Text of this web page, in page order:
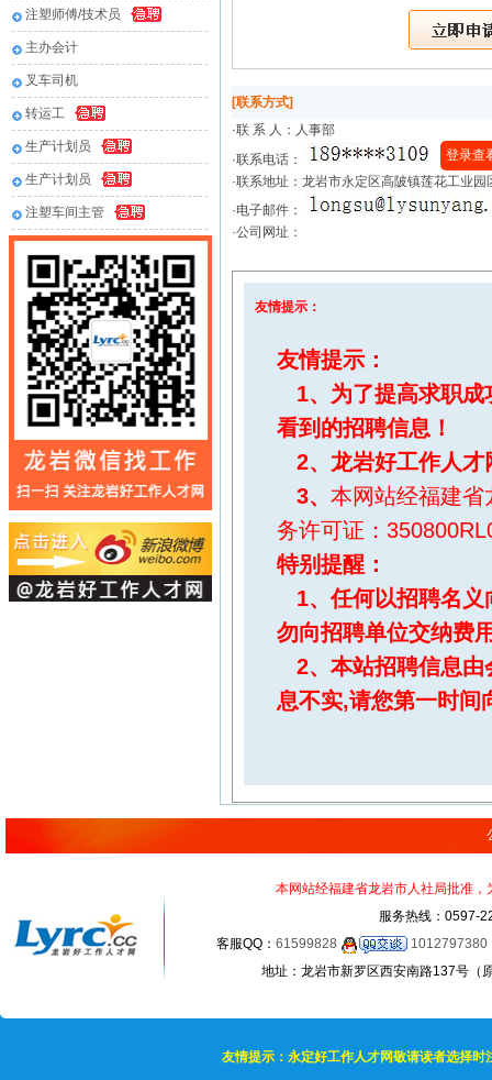
注塑师傅/技术员
主办会计
叉车司机
转运工
生产计划员
生产计划员
注塑车间主管
[联系方式]
·联 系 人： 人事部
·联系电话：
登录查
·联系地址：龙岩市永定区高陂镇莲花工业
·电子邮件：
·公司网址：
友情提示：
友情提示：
1、为了提高求职成
看到的招聘信息！
2、 龙岩好工作人
3、 本网站经福建省
务许可证：
特别提醒 ：
1、任何以招聘名义
勿向招聘单位交纳费
2、本站招聘信息由
息不实,请您第一时间
本网站经福建省龙岩市人社局批准
服务热线：0597-
客服QQ： 61599828
1012797380
地址：龙岩市新罗区西安南路137号（
友情提示：永定好工作人才网敬请读者选择